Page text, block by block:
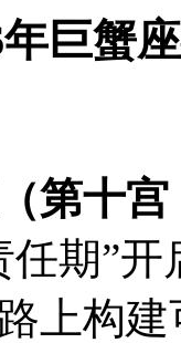
年巨蟹
第十宫
任期”
上构